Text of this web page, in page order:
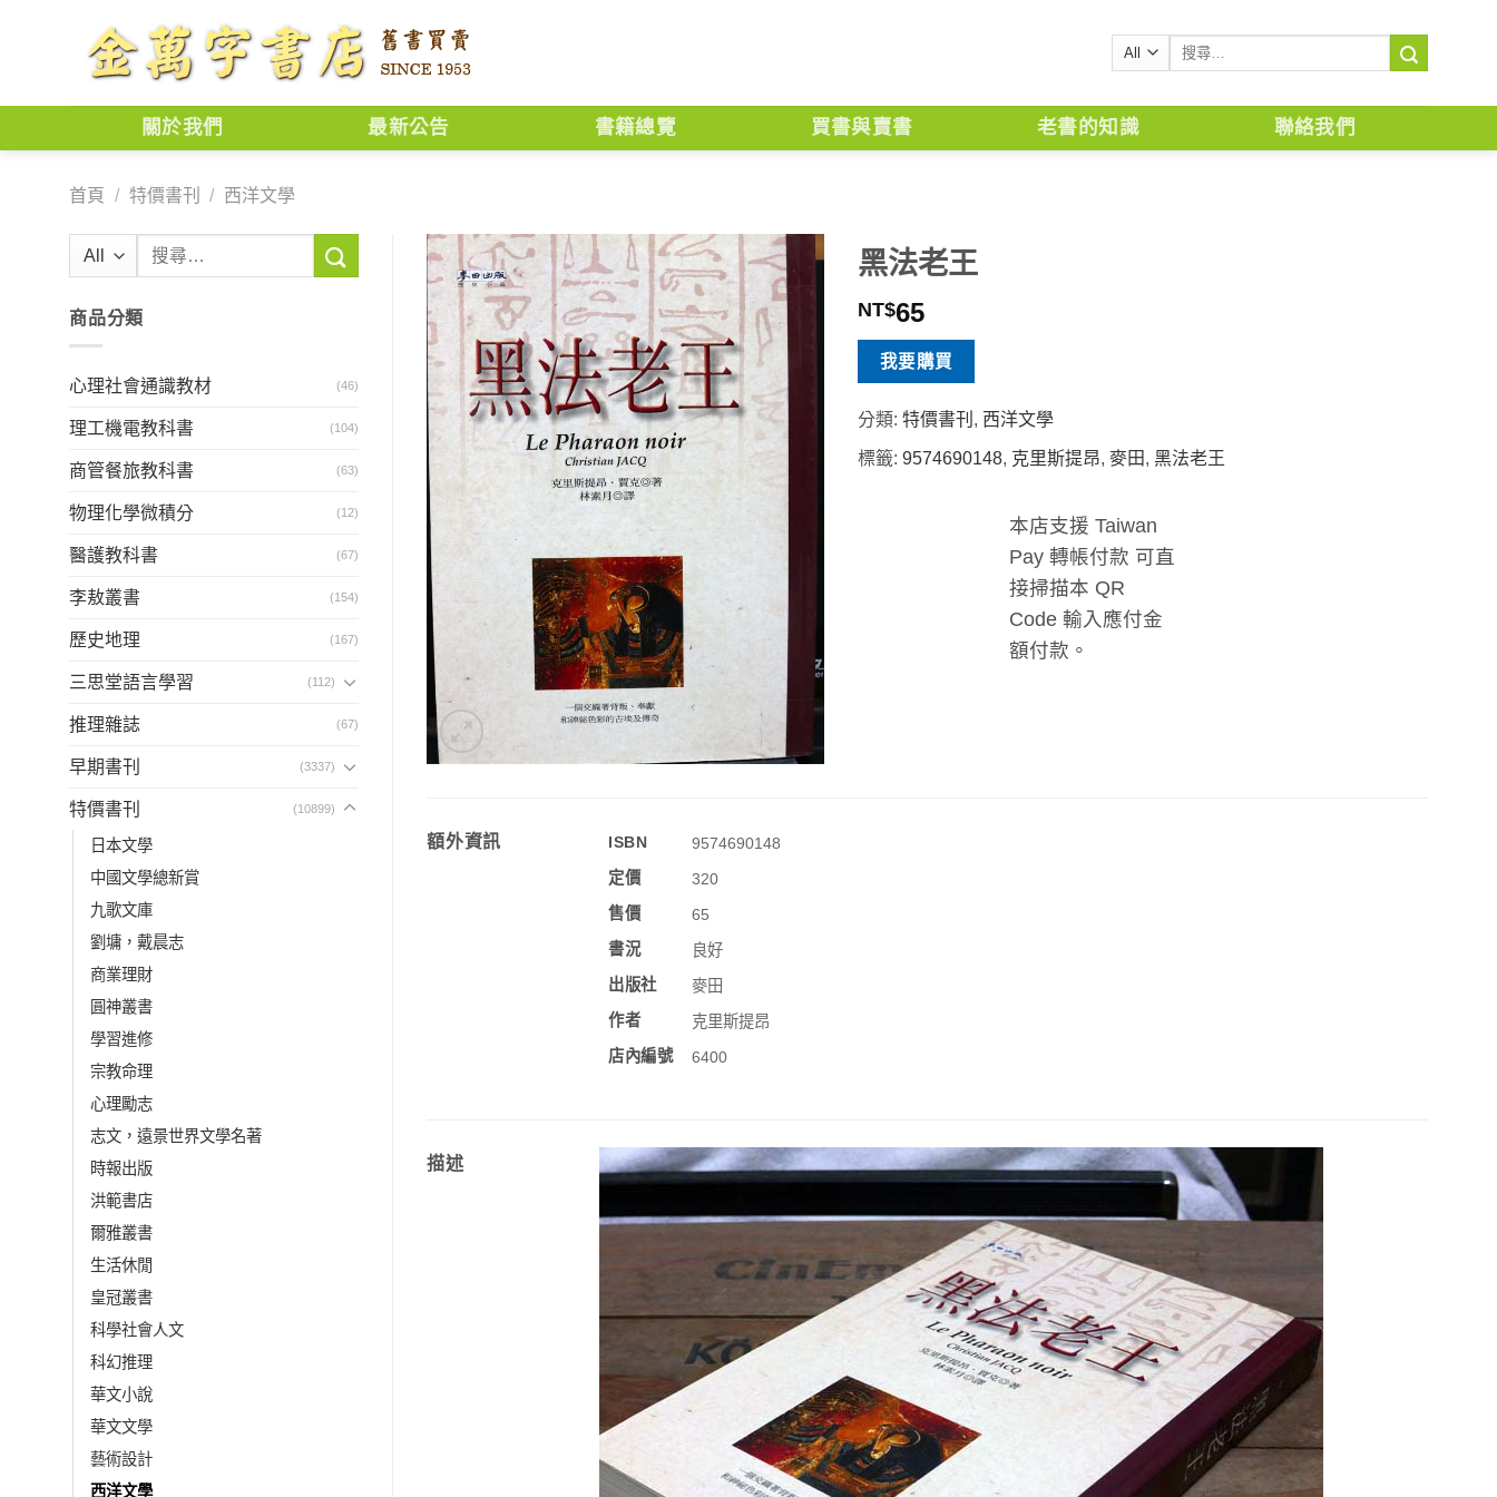
搜
鍵
關於我們 最新公告 書籍總覽 買書與賣書 老書的知識 聯絡我們
首頁 / 特價書刊 / 西洋文學
鍵
商品分類
心理社會通識教材 (46)
理工機電教科書 (104)
商管餐旅教科書 (63)
物理化學微積分 (12)
醫護教科書 (67)
李敖叢書 (154)
歷史地理 (167)
三思堂語言學習 (112)
推理雜誌 (67)
早期書刊 (3337)
特價書刊 (10899)
日本文學
中國文學總新賞
九歌文庫
劉墉，戴晨志
商業理財
圓神叢書
學習進修
宗教命理
心理勵志
志文，遠景世界文學名著
時報出版
洪範書店
爾雅叢書
生活休閒
皇冠叢書
科學社會人文
科幻推理
華文小說
華文文學
藝術設計
西洋文學
黑法老王
NT$65
我要購買
分類:特價書刊 , 西洋文學
標籤:9574690148, 克里斯提昂,麥田,黑法老王
本店支援 Taiwan
Pay 轉帳付款 可直
接掃描本 QR
Code 輸入應付金
額付款。
額外資訊 ISBN
9574690148
定價
320
售價
65
書況
良好
出版社
麥田
作者
克里斯提昂
店內編號
6400
描述